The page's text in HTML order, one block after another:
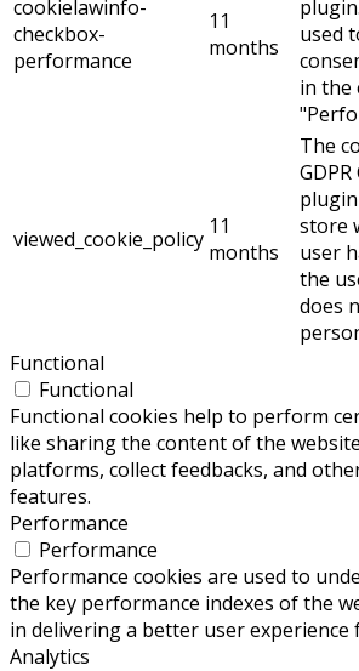
cookielawinfo-
checkbox-
performance
11
months
used
in the
viewed_cookie_policy 11
months
The
store
user
the
does
Functional
Functional
Functional cookies help to perform
like sharing the content of the
platforms, collect feedbacks, and
features.
Performance
Performance
Performance cookies are used to
the key performance indexes of the
in delivering a better user experience
Analytics